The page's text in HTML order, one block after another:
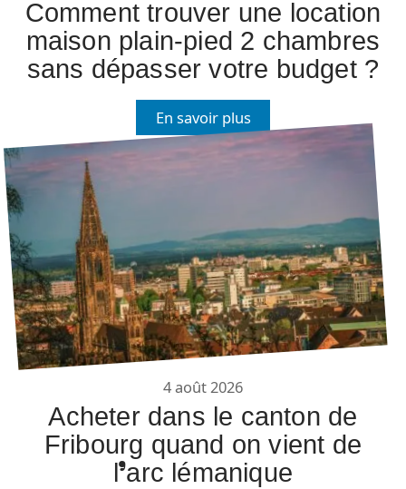
Comment trouver une location
maison plain-pied 2 chambres
sans dépasser votre budget ?
En savoir plus
4 août 2026
Acheter dans le canton de
Fribourg quand on vient de
l’arc lémanique